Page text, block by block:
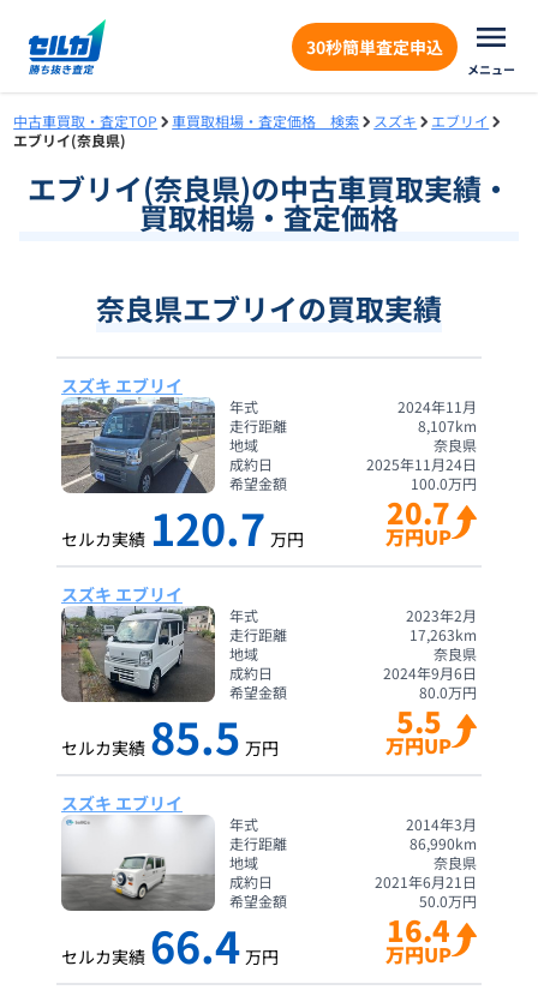
30秒簡単査定申込
メニュー
中古車買取・査定TOP 車買取相場・査定価格 検索 スズキ
エブリイ
エブリイ(奈良県)
エブリイ(奈良県)の中古車買取実績・
買取相場・査定価格
奈良県エブリイの買取実績
スズキ エブリイ
年式
2024年11月
走行距離
8,107km
地域
奈良県
成約日
2025年11月24日
希望金額
100.0万円
セルカ実績 120.7 万円
20.7
万円UP
スズキ エブリイ
年式
2023年2月
走行距離
17,263km
地域
奈良県
成約日
2024年9月6日
希望金額
80.0万円
セルカ実績 85.5 万円
5.5
万円UP
スズキ エブリイ
年式
2014年3月
走行距離
86,990km
地域
奈良県
成約日
2021年6月21日
希望金額
50.0万円
セルカ実績 66.4 万円
16.4
万円UP